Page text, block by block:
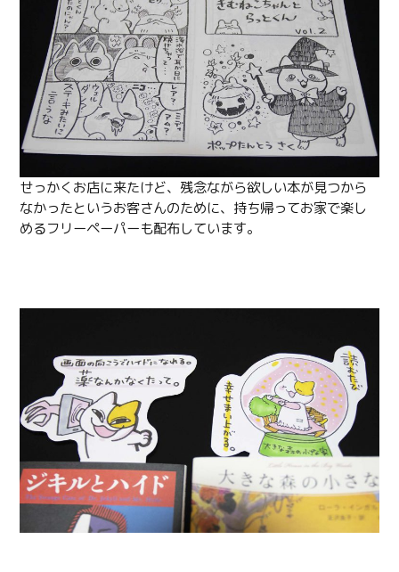
せっかくお店に来たけど、残念ながら欲しい本が見つから
なかったというお客さんのために、持ち帰ってお家で楽し
めるフリーペーパーも配布しています。